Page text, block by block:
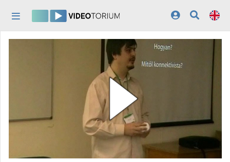
Organizations